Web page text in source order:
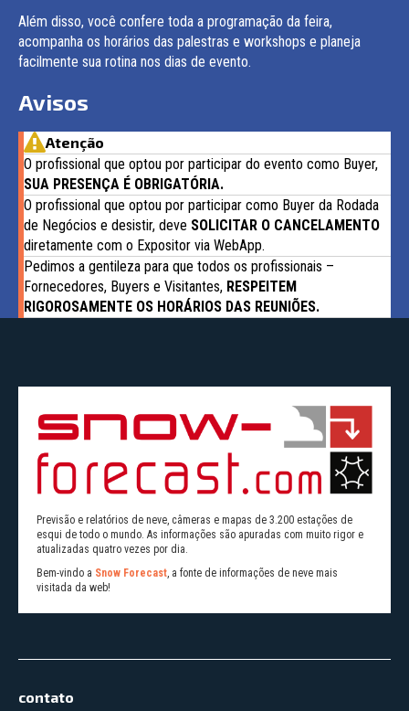
Além disso, você confere toda a programação da feira,
acompanha os horários das palestras e workshops e planeja
facilmente sua rotina nos dias de evento.
Avisos
Atenção
O profissional que optou por participar do evento como Buyer,
SUA PRESENÇA É OBRIGATÓRIA.
O profissional que optou por participar como Buyer da Rodada
de Negócios e desistir, deve SOLICITAR O CANCELAMENTO
diretamente com o Expositor via WebApp.
Pedimos a gentileza para que todos os profissionais –
Fornecedores, Buyers e Visitantes, RESPEITEM
RIGOROSAMENTE OS HORÁRIOS DAS REUNIÕES.
Previsão e relatórios de neve, câmeras e mapas de 3.200 estações de
esqui de todo o mundo. As informações são apuradas com muito rigor e
atualizadas quatro vezes por dia.
Bem-vindo a Snow Forecast, a fonte de informações de neve mais
visitada da web!
contato